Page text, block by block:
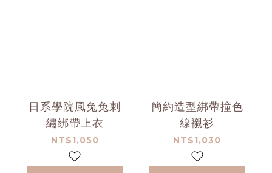
日系學院風兔兔刺
繡綁帶上衣
NT$1,050
簡約造型綁帶撞色
線襯衫
NT$1,030